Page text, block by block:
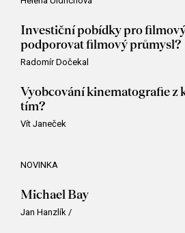
Investiční pobídky pro
podporovat filmový průmysl?
Radomír Dočekal
Vyobcování kinematografie z
tím?
Vít Janeček
NOVINKA
Michael Bay
Jan Hanzlík /